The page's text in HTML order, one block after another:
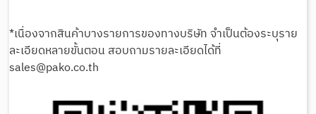
*เนื่องจากสินค้าบางรายการของทางบริษัท จำเป็นต้องระบุราย
ละเอียดหลายขั้นตอน สอบถามรายละเอียดได้ที่
sales@pako.co.th